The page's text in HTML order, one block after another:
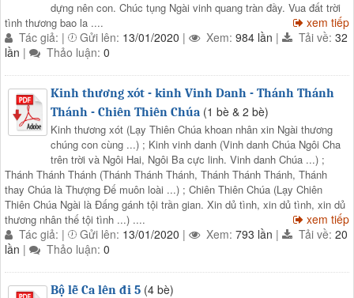
dựng nên con. Chúc tụng Ngài vinh quang tràn đầy. Vua đất trời
tình thương bao la ....
xem tiếp
Tác giả: | Gửi lên: 13/01/2020 | Xem: 984 lần | Tải về: 32
lần | Thảo luận: 0
Kinh thương xót - kinh Vinh Danh - Thánh Thánh
Thánh - Chiên Thiên Chúa (1 bè & 2 bè)
Kinh thương xót (Lạy Thiên Chúa khoan nhân xin Ngài thương
chúng con cùng ...) ; Kinh vinh danh (Vinh danh Chúa Ngôi Cha
trên trời và Ngôi Hai, Ngôi Ba cực linh. Vinh danh Chúa ...) ;
Thánh Thánh Thánh (Thánh Thánh Thánh, Thánh Thánh Thánh, Thánh
thay Chúa là Thượng Đế muôn loài ...) ; Chiên Thiên Chúa (Lạy Chiên
Thiên Chúa Ngài là Đấng gánh tội trần gian. Xin dủ tình, xin dủ tình, xin dủ
thương nhân thế tội tình ...) ....
xem tiếp
Tác giả: | Gửi lên: 13/01/2020 | Xem: 793 lần | Tải về: 20
lần | Thảo luận: 0
Bộ lễ Ca lên đi 5 (4 bè)